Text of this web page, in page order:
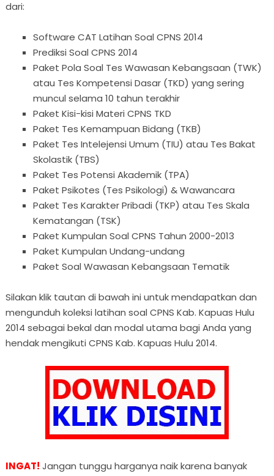
dari:
Software CAT Latihan Soal CPNS 2014
Prediksi Soal CPNS 2014
Paket Pola Soal Tes Wawasan Kebangsaan (TWK)
atau Tes Kompetensi Dasar (TKD) yang sering
muncul selama 10 tahun terakhir
Paket Kisi-kisi Materi CPNS TKD
Paket Tes Kemampuan Bidang (TKB)
Paket Tes Intelejensi Umum (TIU) atau Tes Bakat
Skolastik (TBS)
Paket Tes Potensi Akademik (TPA)
Paket Psikotes (Tes Psikologi) & Wawancara
Paket Tes Karakter Pribadi (TKP) atau Tes Skala
Kematangan (TSK)
Paket Kumpulan Soal CPNS Tahun 2000-2013
Paket Kumpulan Undang-undang
Paket Soal Wawasan Kebangsaan Tematik
Silakan klik tautan di bawah ini untuk mendapatkan dan
mengunduh koleksi latihan soal CPNS Kab. Kapuas Hulu
2014 sebagai bekal dan modal utama bagi Anda yang
hendak mengikuti CPNS Kab. Kapuas Hulu 2014.
INGAT! Jangan tunggu harganya naik karena banyak